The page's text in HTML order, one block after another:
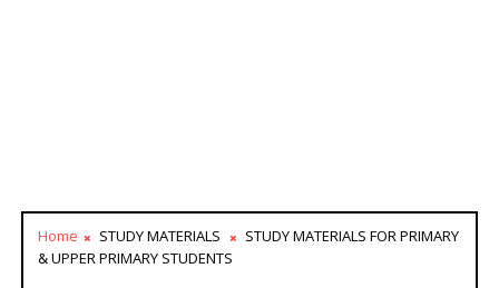
Home STUDY MATERIALS
STUDY MATERIALS FOR PRIMARY
& UPPER PRIMARY STUDENTS